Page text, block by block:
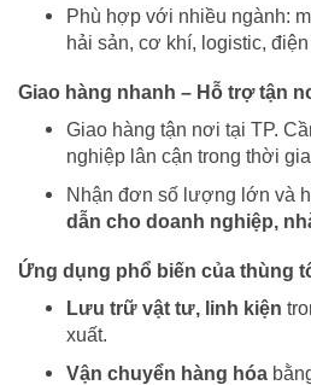
Phù hợp với nhiều ngành:
hải sản, cơ khí, logistic,
Giao hàng nhanh – Hỗ trợ tận
Giao hàng tận nơi tại TP.
nghiệp lân cận trong thời
Nhận đơn số lượng lớn và
dẫn cho doanh nghiệp,
Ứng dụng phổ biến của thùng
Lưu trữ vật tư, linh kiện
xuất.
Vận chuyển hàng hóa